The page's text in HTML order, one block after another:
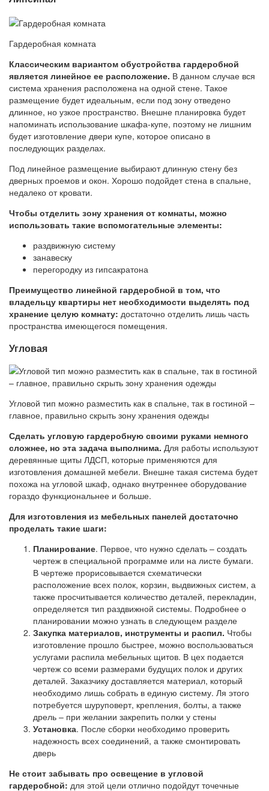
Гардеробная комната
Классическим вариантом обустройства гардеробной
является линейное ее расположение. В данном случае вся
система хранения расположена на одной стене. Такое
размещение будет идеальным, если под зону отведено
длинное, но узкое пространство. Внешне планировка будет
напоминать использование шкафа-купе, поэтому не лишним
будет изготовление двери купе, которое описано в
последующих разделах.
Под линейное размещение выбирают длинную стену без
дверных проемов и окон. Хорошо подойдет стена в спальне,
недалеко от кровати.
Чтобы отделить зону хранения от комнаты, можно
использовать такие вспомогательные элементы:
раздвижную систему
занавеску
перегородку из гипсакратона
Преимущество линейной гардеробной в том, что
владельцу квартиры нет необходимости выделять под
хранение целую комнату: достаточно отделить лишь часть
пространства имеющегося помещения.
Угловая
Угловой тип можно разместить как в спальне, так в гостиной –
главное, правильно скрыть зону хранения одежды
Сделать угловую гардеробную своими руками немного
сложнее, но эта задача выполнима. Для работы используют
деревянные щиты ЛДСП, которые применяются для
изготовления домашней мебели. Внешне такая система будет
похожа на угловой шкаф, однако внутреннее оборудование
гораздо функциональнее и больше.
Для изготовления из мебельных панелей достаточно
проделать такие шаги:
Планирование. Первое, что нужно сделать – создать
чертеж в специальной программе или на листе бумаги.
В чертеже прорисовывается схематически
расположение всех полок, корзин, выдвижных систем, а
также просчитывается количество деталей, перекладин,
определяется тип раздвижной системы. Подробнее о
планировании можно узнать в следующем разделе
Закупка материалов, инструменты и распил. Чтобы
изготовление прошло быстрее, можно воспользоваться
услугами распила мебельных щитов. В цех подается
чертеж со всеми размерами будущих полок и других
деталей. Заказчику доставляется материал, который
необходимо лишь собрать в единую систему. Ля этого
потребуется шуруповерт, крепления, болты, а также
дрель – при желании закрепить полки у стены
Установка. После сборки необходимо проверить
надежность всех соединений, а также смонтировать
дверь
Не стоит забывать про освещение в угловой
гардеробной: для этой цели отлично подойдут точечные